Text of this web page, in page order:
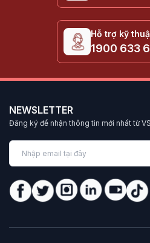
Thay vì hiển thị một danh sách
Netflix, YouTube, FPT Play...),
hợp các bộ phim, chương trình
ứng dụng đó và hiển thị chúng
Nó sử dụng thuật toán thông
(Recommend) chính xác nhất.
Sự khác biệt giữa
TV thường
Tiêu chí
Smart TV /
Android TV
Tập trung hiển
Hỗ trợ kỹ
1900 633
NEWSLETTER
Đăng ký để nhận thông tin mới nhất từ